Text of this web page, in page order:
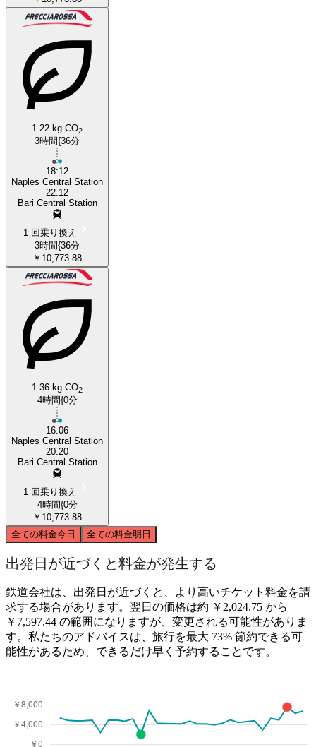
1.22 kg CO2
3時間{36分
18:12
Naples Central Station
22:12
Bari Central Station
1 回乗り換え
3時間{36分
￥10,773.88
1.36 kg CO2
4時間{0分
16:06
Naples Central Station
20:20
Bari Central Station
1 回乗り換え
4時間{0分
￥10,773.88
全ての料金今日 全ての料金明日
出発日が近づくと料金が発生する
鉄道会社は、出発日が近づくと、より高いチケット料金を請
求する場合があります。翌日の価格は約 ￥2,024.75 から
￥7,597.44 の範囲になりますが、変更される可能性がありま
す。私たちのアドバイスは、旅行を最大 73% 節約できる可
能性があるため、できるだけ早く予約することです。